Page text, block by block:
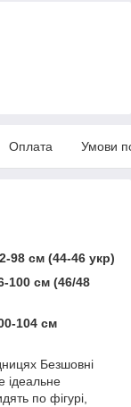
Оплата Умови
98 см (44-46 укр)
100 см (46/48
104 см
Безшовні
ідеальне
по фігурі,